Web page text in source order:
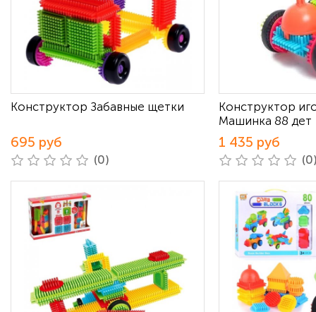
Конструктор Забавные щетки
695 руб
(0)
Конструктор
Машинка 88 дет
1 435 руб